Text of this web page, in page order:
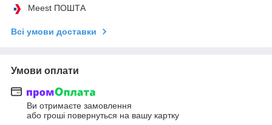
Meest ПОШТА
Всі умови доставки
Умови оплати
Ви отримаєте замовлення
або гроші повернуться на вашу картку